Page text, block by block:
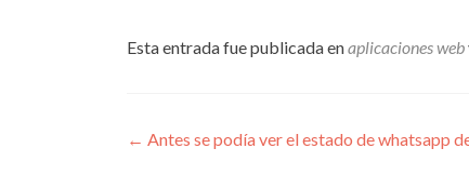
Esta entrada fue publicada enaplicaciones web
Navegación
← Antes se podía ver el estado de whatsapp